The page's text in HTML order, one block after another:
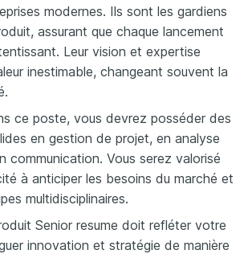
(MIT) pour la robotique.
modernes. Ils sont les gardiens
assurant que chaque lancement
Leur vision et expertise
inestimable, changeant souvent la
ce poste, vous devrez posséder des
en gestion de projet, en analyse
communication. Vous serez valorisé
à anticiper les besoins du marché et
multidisciplinaires.
Senior resume doit refléter votre
innovation et stratégie de manière